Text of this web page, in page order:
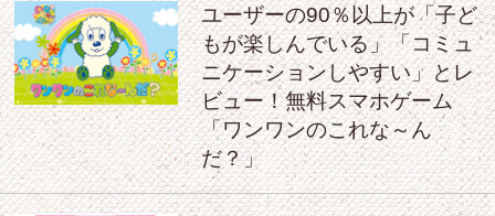
ユーザーの90％以上が「子ど
もが楽しんでいる」「コミュ
ニケーションしやすい」とレ
ビュー！無料スマホゲーム
「ワンワンのこれな～ん
だ？」